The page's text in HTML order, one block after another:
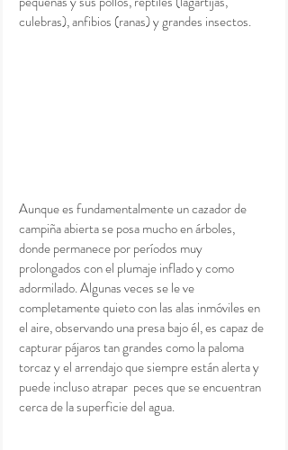
culebras), anfibios (ranas) y grandes insectos.
Aunque es fundamentalmente un cazador de
campiña abierta se posa mucho en árboles,
donde permanece por períodos muy
prolongados con el plumaje inflado y como
adormilado. Algunas veces se le ve
completamente quieto con las alas inmóviles en
el aire, observando una presa bajo él, es capaz de
capturar pájaros tan grandes como la paloma
torcaz y el arrendajo que siempre están alerta y
puede incluso atrapar  peces que se encuentran
cerca de la superficie del agua.